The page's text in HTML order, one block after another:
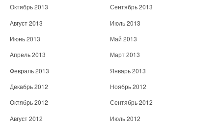
Октябрь 2013
Сентябрь 2013
Август 2013
Июль 2013
Июнь 2013
Май 2013
Апрель 2013
Март 2013
Февраль 2013
Январь 2013
Декабрь 2012
Ноябрь 2012
Октябрь 2012
Сентябрь 2012
Август 2012
Июль 2012